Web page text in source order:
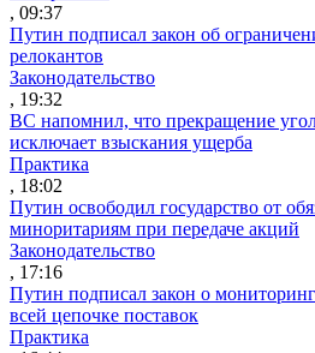
, 09:37
Путин подписал закон об
релокантов
Законодательство
, 19:32
ВС напомнил, что прекращение
исключает взыскания ущерба
Практика
, 18:02
Путин освободил государство от
миноритариям при передаче акций
Законодательство
, 17:16
Путин подписал закон о
всей цепочке поставок
Практика